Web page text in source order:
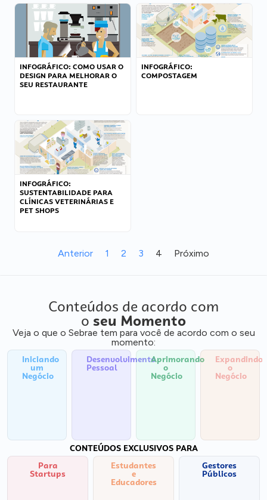
INFOGRÁFICO: COMO USAR O
DESIGN PARA MELHORAR O
SEU RESTAURANTE
INFOGRÁFICO:
COMPOSTAGEM
INFOGRÁFICO:
SUSTENTABILIDADE PARA
CLÍNICAS VETERINÁRIAS E
PET SHOPS
Anterior 1 2 3 4 Próximo
Conteúdos de acordo com
o seu Momento
Veja o que o Sebrae tem para você de acordo com o seu
momento:
Iniciando
um
Negócio
Desenvolvimento
Pessoal
Aprimorando
o
Negócio
Expandindo
o
Negócio
CONTEÚDOS EXCLUSIVOS PARA
Para
Startups
Estudantes
e
Educadores
Gestores
Públicos